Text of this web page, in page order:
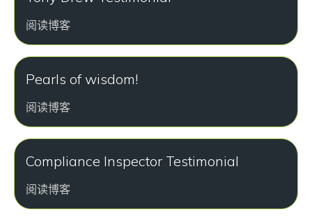
阅读博客
Pearls of wisdom!
阅读博客
Compliance Inspector Testimonial
阅读博客